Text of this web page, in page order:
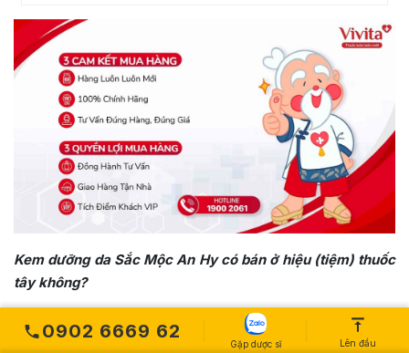
Kem dưỡng da Sắc Mộc An Hy có bán ở hiệu (tiệm) thuốc
tây không?
Nhà thuốc Vivita là một trong những nhà thuốc có bán sản
phẩm Kem dưỡng da Sắc Mộc An Hy tại Hồ Chí Minh. Các
0902 6669 62
Gặp dược sĩ Lên đầu